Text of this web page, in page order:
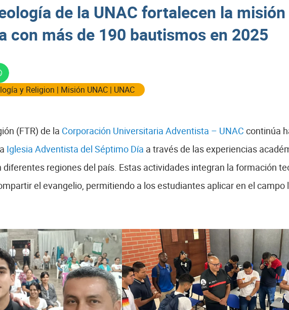
de la UNAC fortalecen la misión
con más de 190 bautismos en 2025
y Religion | Misión UNAC | UNAC
(FTR) de la Corporación Universitaria Adventista – UNAC continúa
Iglesia Adventista del Séptimo Día a través de las experiencias
regiones del país. Estas actividades integran la formación
el evangelio, permitiendo a los estudiantes aplicar en el campo